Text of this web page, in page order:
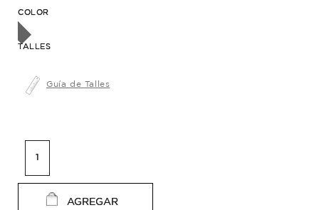
COLOR
TALLES
Guía de Talles
AGREGAR